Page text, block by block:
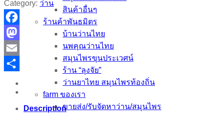
สินค้าอื่นๆ
ร้านค้าพันธมิตร
บ้านว่านไทย
นพคุณว่านไทย
สมุนไพรขุนประเวศน์
ร้าน “ลุงจัย”
ว่านยาไทย สมุนไพรท้องถิ่น
farm ของเรา
ขายส่ง/รับจัดหาว่าน/สมุนไพร
Category: ว่าน
Facebook
Mastodon
Email
Description